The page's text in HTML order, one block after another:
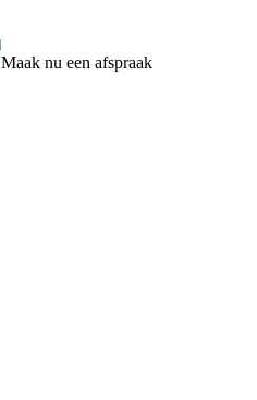
Maak nu een afspraak